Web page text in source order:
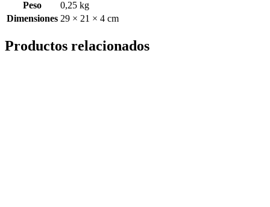
Peso
0,25 kg
Dimensiones 29 × 21 × 4 cm
Productos relacionados